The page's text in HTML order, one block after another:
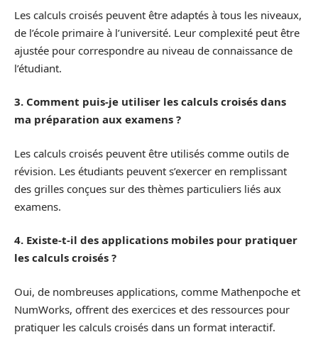
Les calculs croisés peuvent être adaptés à tous les niveaux,
de l’école primaire à l’université. Leur complexité peut être
ajustée pour correspondre au niveau de connaissance de
l’étudiant.
3. Comment puis-je utiliser les calculs croisés dans
ma préparation aux examens ?
Les calculs croisés peuvent être utilisés comme outils de
révision. Les étudiants peuvent s’exercer en remplissant
des grilles conçues sur des thèmes particuliers liés aux
examens.
4. Existe-t-il des applications mobiles pour pratiquer
les calculs croisés ?
Oui, de nombreuses applications, comme Mathenpoche et
NumWorks, offrent des exercices et des ressources pour
pratiquer les calculs croisés dans un format interactif.